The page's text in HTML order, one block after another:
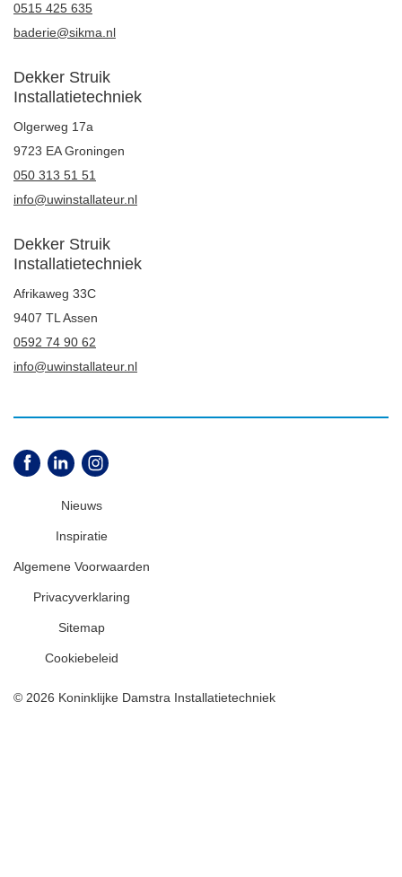
0515 425 635
baderie@sikma.nl
Dekker Struik
Installatietechniek
Olgerweg 17a
9723 EA Groningen
050 313 51 51
info@uwinstallateur.nl
Dekker Struik
Installatietechniek
Afrikaweg 33C
9407 TL Assen
0592 74 90 62
info@uwinstallateur.nl
© 2026 Koninklijke Damstra Installatietechniek
Nieuws
Inspiratie
Algemene Voorwaarden
Privacyverklaring
Sitemap
Cookiebeleid